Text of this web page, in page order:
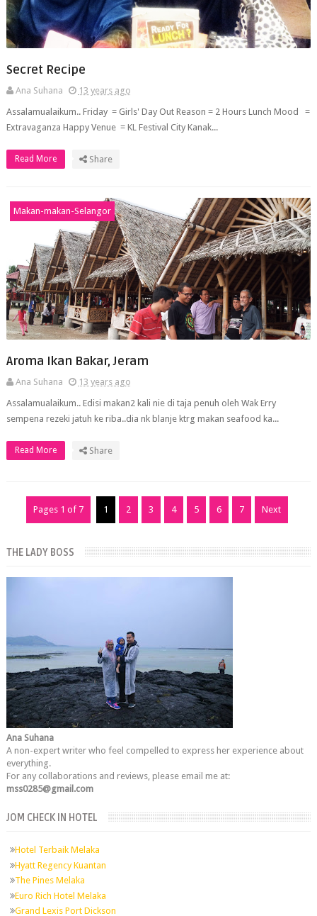
Secret Recipe
Ana Suhana
13 years ago
Assalamualaikum.. Friday = Girls' Day Out Reason = 2 Hours Lunch Mood =
Extravaganza Happy Venue = KL Festival City Kanak...
Read More Share
Makan-makan-Selangor
Aroma Ikan Bakar, Jeram
Ana Suhana
13 years ago
Assalamualaikum.. Edisi makan2 kali nie di taja penuh oleh Wak Erry
sempena rezeki jatuh ke riba..dia nk blanje ktrg makan seafood ka...
Read More Share
Pages 1 of 7 1 2 3 4 5 6 7 Next
THE LADY BOSS
Ana Suhana
A non-expert writer who feel compelled to express her experience about
everything.
For any collaborations and reviews, please email me at:
mss0285@gmail.com
JOM CHECK IN HOTEL
Hotel Terbaik Melaka
Hyatt Regency Kuantan
The Pines Melaka
Euro Rich Hotel Melaka
Grand Lexis Port Dickson